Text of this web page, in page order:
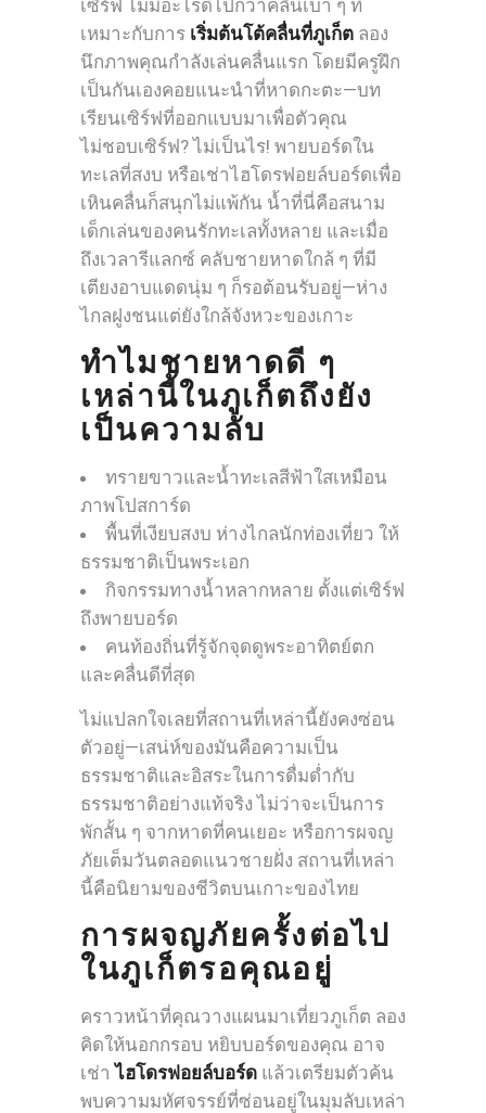
เซิร์ฟ ไม่มีอะไรดีไปกว่าคลื่นเบา ๆ ที่
เหมาะกับการ เริ่มต้นโต้คลื่นที่ภูเก็ต ลอง
นึกภาพคุณกำลังเล่นคลื่นแรก โดยมีครูฝึก
เป็นกันเองคอยแนะนำที่หาดกะตะ—บท
เรียนเซิร์ฟที่ออกแบบมาเพื่อตัวคุณ
ไม่ชอบเซิร์ฟ? ไม่เป็นไร! พายบอร์ดใน
ทะเลที่สงบ หรือเช่าไฮโดรฟอยล์บอร์ดเพื่อ
เหินคลื่นก็สนุกไม่แพ้กัน น้ำที่นี่คือสนาม
เด็กเล่นของคนรักทะเลทั้งหลาย และเมื่อ
ถึงเวลารีแลกซ์ คลับชายหาดใกล้ ๆ ที่มี
เตียงอาบแดดนุ่ม ๆ ก็รอต้อนรับอยู่—ห่าง
ไกลฝูงชนแต่ยังใกล้จังหวะของเกาะ
ทำไมชายหาดดี ๆ
เหล่านี้ในภูเก็ตถึงยัง
เป็นความลับ
ทรายขาวและน้ำทะเลสีฟ้าใสเหมือน
ภาพโปสการ์ด
พื้นที่เงียบสงบ ห่างไกลนักท่องเที่ยว ให้
ธรรมชาติเป็นพระเอก
กิจกรรมทางน้ำหลากหลาย ตั้งแต่เซิร์ฟ
ถึงพายบอร์ด
คนท้องถิ่นที่รู้จักจุดดูพระอาทิตย์ตก
และคลื่นดีที่สุด
ไม่แปลกใจเลยที่สถานที่เหล่านี้ยังคงซ่อน
ตัวอยู่—เสน่ห์ของมันคือความเป็น
ธรรมชาติและอิสระในการดื่มด่ำกับ
ธรรมชาติอย่างแท้จริง ไม่ว่าจะเป็นการ
พักสั้น ๆ จากหาดที่คนเยอะ หรือการผจญ
ภัยเต็มวันตลอดแนวชายฝั่ง สถานที่เหล่า
นี้คือนิยามของชีวิตบนเกาะของไทย
การผจญภัยครั้งต่อไป
ในภูเก็ตรอคุณอยู่
คราวหน้าที่คุณวางแผนมาเที่ยวภูเก็ต ลอง
คิดให้นอกกรอบ หยิบบอร์ดของคุณ อาจ
เช่าไฮโดรฟอยล์บอร์ด แล้วเตรียมตัวค้น
พบความมหัศจรรย์ที่ซ่อนอยู่ในมุมลับเหล่า